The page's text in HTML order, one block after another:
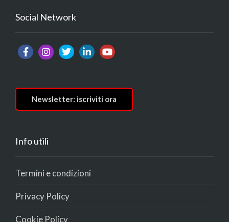
Social Network
Newsletter: iscriviti ora
Info utili
Termini e condizioni
Privacy Policy
Cookie Policy